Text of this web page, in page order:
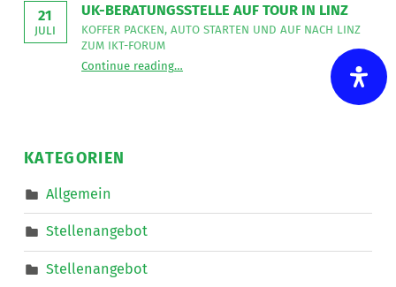
in
Straden
”
21
JULI
UK-BERATUNGSSTELLE AUF TOUR IN LINZ
KOFFER PACKEN, AUTO STARTEN UND AUF NACH LINZ
ZUM IKT-FORUM
Continue readingUK-Beratungsstelle auf Tour in Linz
Koffer
…
KATEGORIEN
Allgemein
Stellenangebot
Stellenangebot